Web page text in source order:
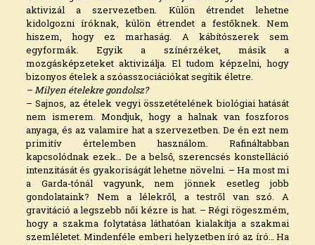
aktivizál a szervezetben. Külön étrendet lehetne
kidolgozni íróknak, külön étrendet a festőknek. Nem
hiszem, hogy ez marhaság. A kábítószerek sem
egyformák. Egyik a színérzéket, másik a
mozgásképzeteket aktivizálja. El tudom képzelni, hogy
bizonyos ételek a szóasszociációkat segítik életre.
– Milyen ételekre gondolsz?
– Sajnos, az ételek vegyi összetételének biológiai hatását
nem ismerem. Mondjuk, hogy a halnak van foszforos
anyaga, és az valamire hat a szervezetben. De én ezt nem
primitív értelemben használom. Rafináltabban
kapcsolódnak ezek… De a belső, szerencsés konstelláció
intenzitását és gyakoriságát lehetne növelni. – Ha most mi
a Garda-tónál vagyunk, nem jönnek esetleg jobb
gondolataink? Nem a lélekről, a testről van szó. A
gravitáció a legszebb női kézre is hat. – Régi rögeszmém,
hogy a szakma folytatása láthatóan kialakítja a szakmai
szemléletet. Mindenféle emberi helyzetben író az író… Ha